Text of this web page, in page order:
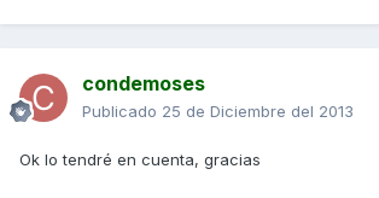
condemoses
Publicado 25 de Diciembre del 2013
Ok lo tendré en cuenta, gracias